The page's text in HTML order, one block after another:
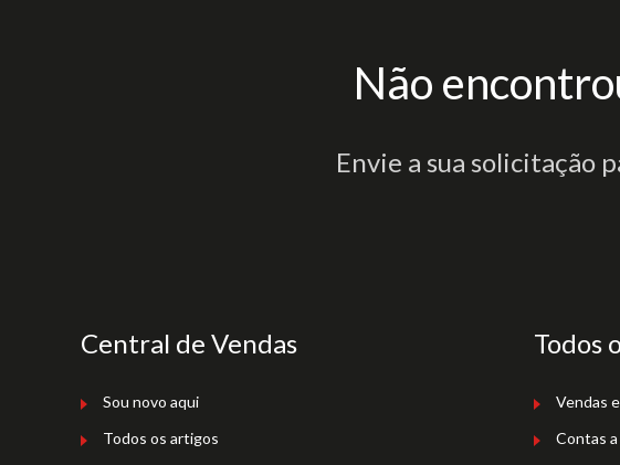
Não
Envie a sua solicitação
Central de Vendas
Sou novo aqui
Todos os artigos
Todos
Vendas
Contas